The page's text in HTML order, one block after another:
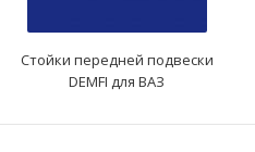
Стойки передней подвески
DEMFI для ВАЗ